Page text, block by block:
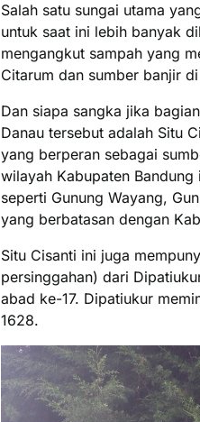
Salah satu sungai utama
untuk saat ini lebih banyak
mengangkut sampah yang
Citarum dan sumber banjir
Dan siapa sangka jika
Danau tersebut adalah Situ
yang berperan sebagai
wilayah Kabupaten
seperti Gunung Wayang,
yang berbatasan dengan
Situ Cisanti ini juga
persinggahan) dari
abad ke-17. Dipatiukur
1628.